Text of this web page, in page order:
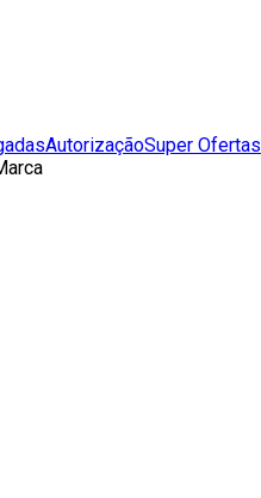
AutorizaçãoSuper Ofertas